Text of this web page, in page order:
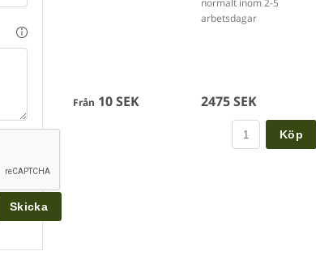
Från 10 SEK
normalt inom 2-5
arbetsdagar
2475 SEK
Köp